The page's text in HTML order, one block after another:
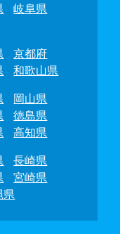
岐阜県
京都府
和歌山県
岡山県
徳島県
高知県
長崎県
宮崎県
県